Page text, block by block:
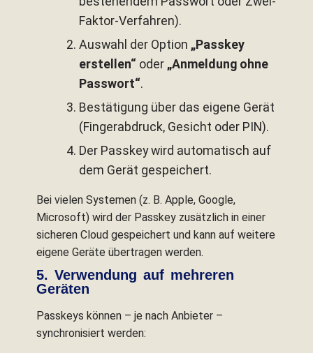
Faktor-Verfahren).
Auswahl der Option „Passkey
erstellen“ oder „Anmeldung ohne
Passwort“.
Bestätigung über das eigene Gerät
(Fingerabdruck, Gesicht oder PIN).
Der Passkey wird automatisch auf
dem Gerät gespeichert.
Bei vielen Systemen (z. B. Apple, Google,
Microsoft) wird der Passkey zusätzlich in einer
sicheren Cloud gespeichert und kann auf weitere
eigene Geräte übertragen werden.
5. Verwendung auf mehreren
Geräten
Passkeys können – je nach Anbieter –
synchronisiert werden: